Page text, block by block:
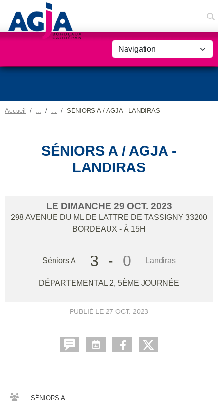
Accueil SÉNIORS A / AGJA - LANDIRAS
SÉNIORS A / AGJA -
LANDIRAS
LE DIMANCHE 29 OCT. 2023
298 AVENUE DU ML DE LATTRE DE TASSIGNY 33200
BORDEAUX - À 15H
Séniors A 3 - 0 Landiras
DÉPARTEMENTAL 2, 5ÈME JOURNÉE
PUBLIÉ LE 27 OCT. 2023
SÉNIORS A
Panneau de gestion des cookies